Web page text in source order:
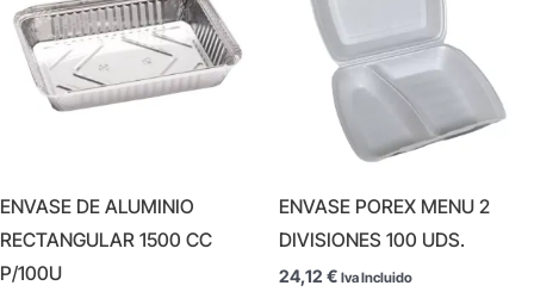
ENVASE DE ALUMINIO
RECTANGULAR 1500 CC
P/100U
ENVASE POREX MENU 2
DIVISIONES 100 UDS.
24,12 € Iva Incluido